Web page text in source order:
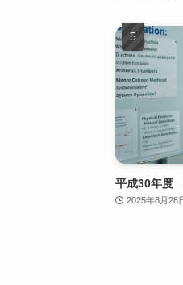
平成30年
2025年8月28